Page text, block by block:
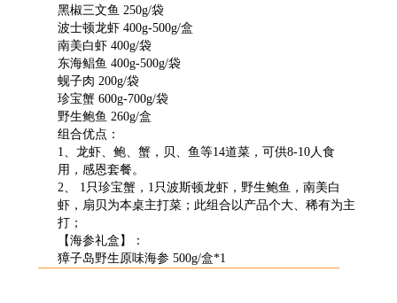
黑椒三文鱼 250g/袋
波士顿龙虾 400g-500g/盒
南美白虾 400g/袋
东海鲳鱼 400g-500g/袋
蚬子肉 200g/袋
珍宝蟹 600g-700g/袋
野生鲍鱼 260g/盒
组合优点：
1、龙虾、鲍、蟹，贝、鱼等14道菜，可供8-10人食
用，感恩套餐。
2、 1只珍宝蟹，1只波斯顿龙虾，野生鲍鱼，南美白
虾，扇贝为本桌主打菜；此组合以产品个大、稀有为主
打；
【海参礼盒】：
獐子岛野生原味海参 500g/盒*1